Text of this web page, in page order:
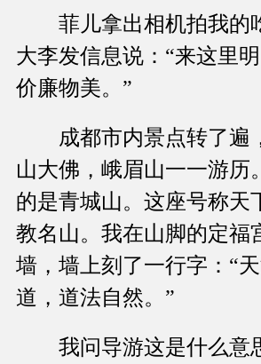
菲儿拿出相机拍我的
大李发信息说：“来这里
价廉物美。”
成都市内景点转了遍
山大佛，峨眉山一一游历
的是青城山。这座号称天
教名山。我在山脚的定福
墙，墙上刻了一行字：“
道，道法自然。”
我问导游这是什么意